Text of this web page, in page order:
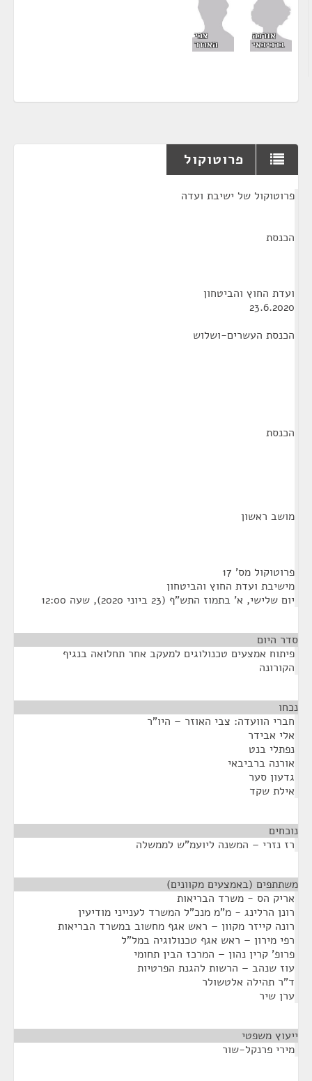
אורנה
ברביבאי
צבי
האוזר
פרוטוקול
פרוטוקול של ישיבת ועדה
הכנסת
ועדת החוץ והביטחון
23.6.2020
הכנסת העשרים-ושלוש
הכנסת
מושב ראשון
פרוטוקול מס' 17
מישיבת ועדת החוץ והביטחון
יום שלישי, א' בתמוז התש"ף (23 ביוני 2020), שעה 12:00
סדר היום
פיתוח אמצעים טכנולוגים למעקב אחר תחלואה בנגיף
הקורונה
נכחו
חברי הוועדה: צבי האוזר – היו"ר
אלי אבידר
נפתלי בנט
אורנה ברביבאי
גדעון סער
אילת שקד
נוכחים
רז נזרי – המשנה ליועמ"ש לממשלה
משתתפים (באמצעים מקוונים)
אריק הס - משרד הבריאות
רונן הרלינג - מ"מ מנכ"ל המשרד לענייני מודיעין
רונה קייזר מקוון – ראש אגף מחשוב במשרד הבריאות
רפי מירון – ראש אגף טכנולוגיה במל"ל
פרופ' קרין נהון – המרכז הבין תחומי
עוז שנהב – הרשות להגנת הפרטיות
ד"ר תהילה אלטשולר
ערן שיר
ייעוץ משפטי
מירי פרנקל-שור